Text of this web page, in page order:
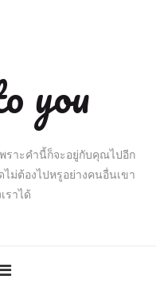
you
ราะคำนี้ก็จะอยู่กับคุณไปอีก
ม่ต้องไปหรูอย่างคนอื่นเขา
ราได้